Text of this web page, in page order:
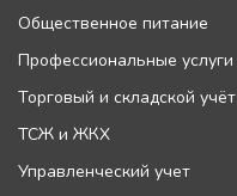
Общественное питание
Профессиональные услуги
Торговый и складской учёт
ТСЖ и ЖКХ
Управленческий учет